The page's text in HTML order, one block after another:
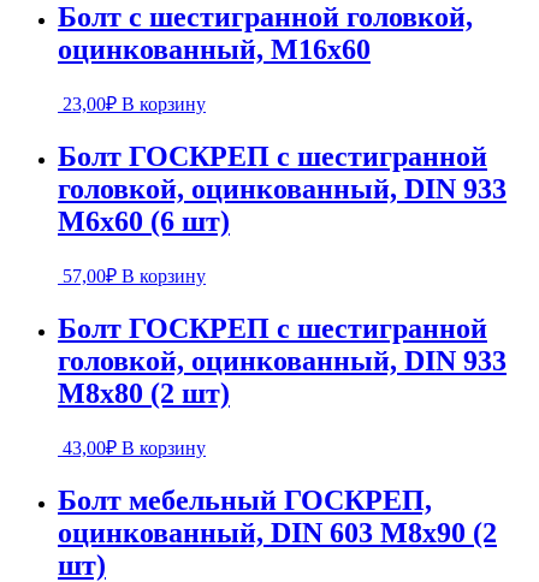
Болт с шестигранной головкой,
оцинкованный, М16х60
23,00₽ В корзину
Болт ГОСКРЕП с шестигранной
головкой, оцинкованный, DIN 933
М6х60 (6 шт)
57,00₽ В корзину
Болт ГОСКРЕП с шестигранной
головкой, оцинкованный, DIN 933
М8х80 (2 шт)
43,00₽ В корзину
Болт мебельный ГОСКРЕП,
оцинкованный, DIN 603 М8х90 (2
шт)